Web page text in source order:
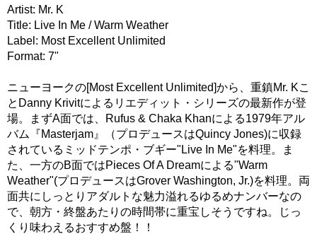
Artist: Mr. K
Title: Live In Me / Warm Weather
Label: Most Excellent Unlimited
Format: 7"
ニューヨークの[Most Excellent Unlimited]から、重鎮Mr. Kこ
とDanny Krivitによるリエディット・シリーズの最新作が登
場。まずA面では、Rufus & Chaka Khanによる1979年アル
バム『Masterjam』（プロデュースはQuincy Jones)に収録
されているミッドテンポ・ブギー"Live In Me"を料理。ま
た、一方のB面ではPieces Of A Dreamによる"Warm
Weather"(プロデュースはGrover Washington, Jr.)を料理。両
面共にしっとりアダルトな魅力溢れるゆるめナンバーなの
で、朝方・終盤あたりの時間帯に重宝しそうですね。じっ
くり味わえるおすすめ盤！！